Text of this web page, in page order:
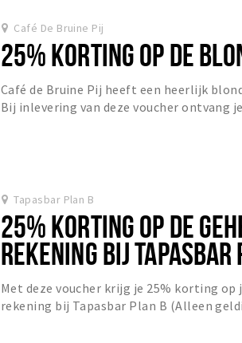
Café De Bruine Pij
25% KORTING OP DE
Café de Bruine Pij heeft een heerlijk
Bij inlevering van deze voucher ontvang
Tapasbar Plan B
25% KORTING OP DE
REKENING BIJ TAPASBAR
(DI/WO/DO)
Met deze voucher krijg je 25% korting op
rekening bij Tapasbar Plan B (Alleen